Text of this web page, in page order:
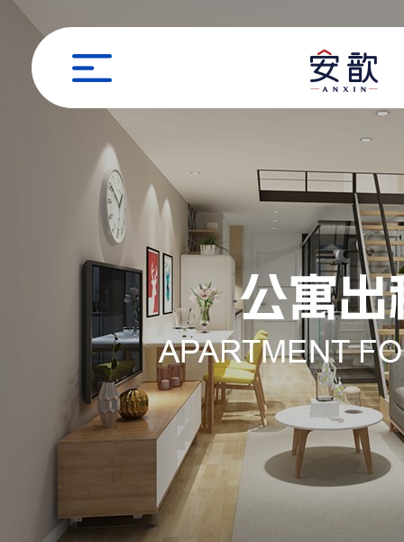
职位申请
姓名
手机
公司